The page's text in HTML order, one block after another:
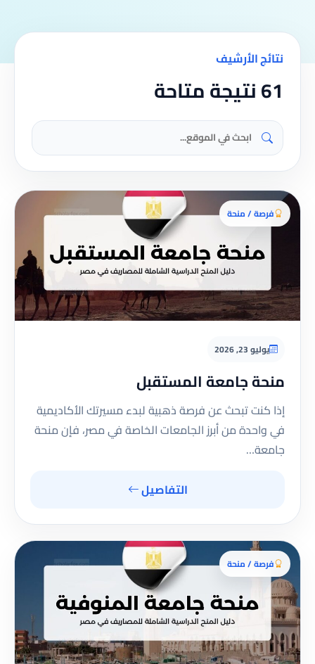
نتائج الأرشيف
61 نتيجة متاحة
فرصة / منحة
يوليو 23, 2026
منحة جامعة المستقبل
إذا كنت تبحث عن فرصة ذهبية لبدء مسيرتك الأكاديمية
في واحدة من أبرز الجامعات الخاصة في مصر، فإن منحة
جامعة…
التفاصيل
فرصة / منحة